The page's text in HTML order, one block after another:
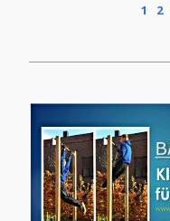
Frage, wie
1 2